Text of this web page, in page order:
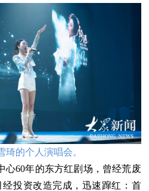
琦的个人演唱会。
60年的东方红剧场，曾经荒废
经投资改造完成，迅速蹿红：首